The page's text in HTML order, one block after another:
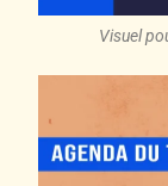
Visuel